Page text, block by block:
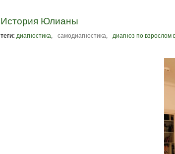
История Юлианы
теги: диагностика, самодиагностика, диагноз по взрослом